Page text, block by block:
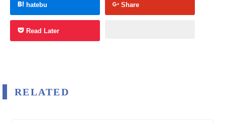
hatebu Share
Read Later
RELATED